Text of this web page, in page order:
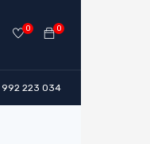
0
0
223 034